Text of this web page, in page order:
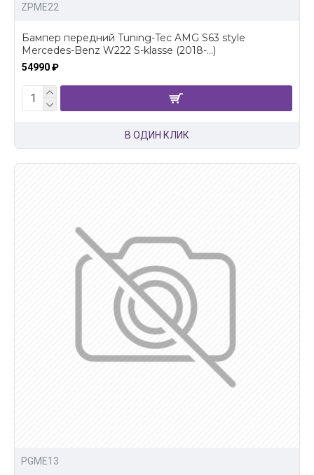
ZPME22
Бампер передний Tuning-Tec AMG S63 style
Mercedes-Benz W222 S-klasse (2018-...)
54990 ₽
В ОДИН КЛИК
PGME13